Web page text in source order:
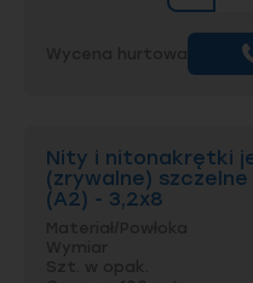
Nity i nitonakrętki
(zrywalne) szczelne
(A2) - 3,2x8